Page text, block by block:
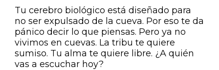
Tu cerebro biológico está diseñado para
no ser expulsado de la cueva. Por eso te da
pánico decir lo que piensas. Pero ya no
vivimos en cuevas. La tribu te quiere
sumiso. Tu alma te quiere libre. ¿A quién
vas a escuchar hoy?